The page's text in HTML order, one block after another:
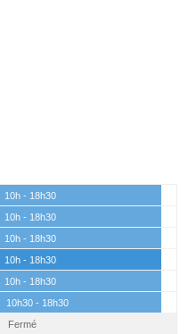
10h - 18h30
10h - 18h30
10h - 18h30
10h - 18h30
10h - 18h30
10h30 - 18h30
Fermé